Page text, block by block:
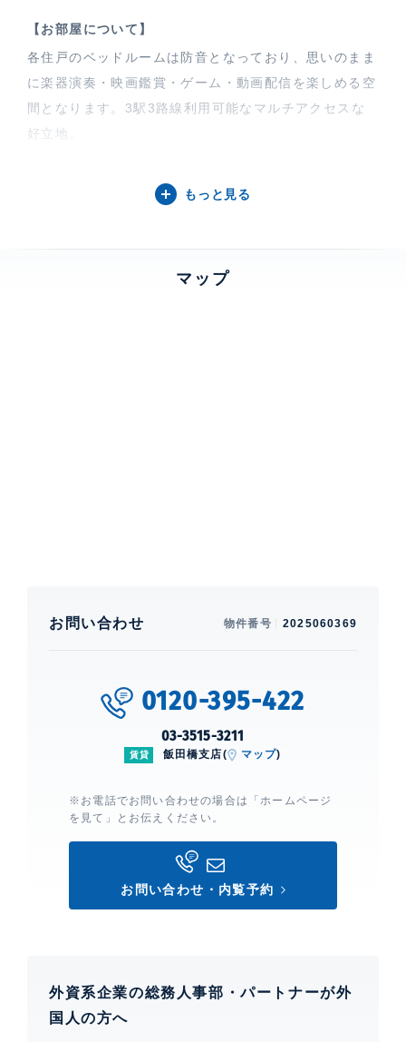
【お部屋について】
各住戸のベッドルームは防音となっており、思いのまま
に楽器演奏・映画鑑賞・ゲーム・動画配信を楽しめる空
間となります。3駅3路線利用可能なマルチアクセスな
好立地。
【フィシオ飯田橋について】
スと都市機能が充実した、OnもOffも利便性を享受でき
フィシオ飯田橋
建物詳細
もっと見る
マップ
お問い合わせ 物件番号 2025060369
0120-395-422
03-3515-3211
賃貸 飯田橋支店( マップ)
※お電話でお問い合わせの場合は「ホームページ
を見て」とお伝えください。
お問い合わせ・内覧予約
外資系企業の総務人事部・パートナーが外
国人の方へ